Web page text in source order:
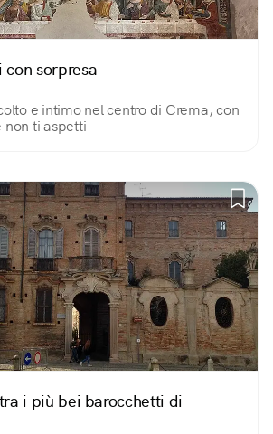
con sorpresa
e intimo nel centro di Crema, con
non ti aspetti
i più bei barocchetti di